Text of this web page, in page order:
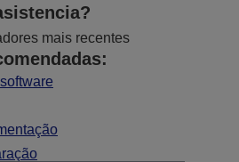
mais recentes